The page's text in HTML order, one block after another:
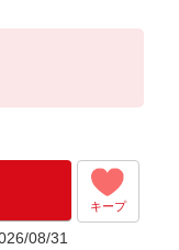
あり
゜
キープ
08/31